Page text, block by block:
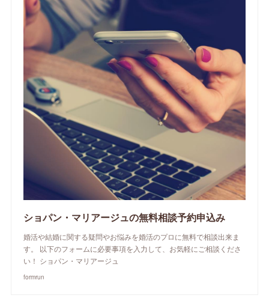
ショパン・マリアージュの無料相談予約申込み
婚活や結婚に関する疑問やお悩みを婚活のプロに無料で相談出来ま
す。 以下のフォームに必要事項を入力して、お気軽にご相談くださ
い！ ショパン・マリアージュ
formrun